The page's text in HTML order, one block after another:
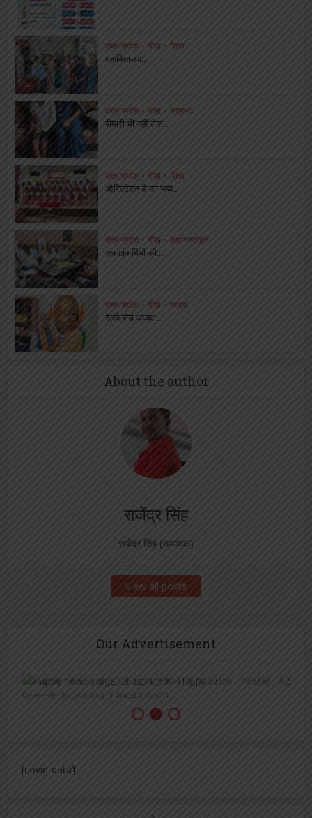
उत्तर प्रदेश • गोंडा • शिक्षा
महाविद्यालय...
उत्तर प्रदेश • गोंडा • स्वास्थ्य
बीमारी भी नहीं रोक...
उत्तर प्रदेश • गोंडा • शिक्षा
ओरिएंटेशन डे का भब्य...
उत्तर प्रदेश • गोंडा • लाइफस्टाइल
सफाईकर्मियों की...
उत्तर प्रदेश गोंडा • यात्रा
रेलवे बोर्ड अध्यक्ष...
About the author
राजेंद्र सिंह
राजेंद्र सिंह (सम्पादक)
View all posts
Our Advertisement
[covid-data]